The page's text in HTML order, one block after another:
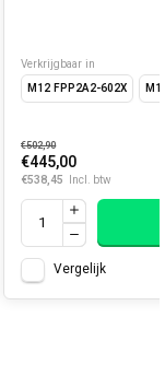
Verkrijgbaar in
M12 FPP2A2-602X
€502,90
€445,00
€538,45 Incl. btw
Vergelijk